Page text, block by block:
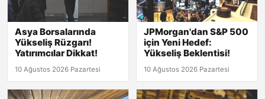
Asya Borsalarında
Yükseliş Rüzgarı!
Yatırımcılar Dikkat!
10 Ağustos 2026 Pazartesi
JPMorgan'dan S&P 500
için Yeni Hedef:
Yükseliş Beklentisi!
10 Ağustos 2026 Pazartesi